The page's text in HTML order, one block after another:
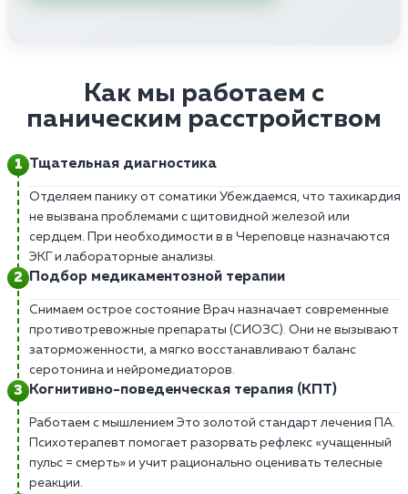
Как мы работаем с
паническим расстройством
Тщательная диагностика
Отделяем панику от соматики Убеждаемся, что тахикардия
не вызвана проблемами с щитовидной железой или
сердцем. При необходимости в в Череповце назначаются
ЭКГ и лабораторные анализы.
Подбор медикаментозной терапии
Снимаем острое состояние Врач назначает современные
противотревожные препараты (СИОЗС). Они не вызывают
заторможенности, а мягко восстанавливают баланс
серотонина и нейромедиаторов.
Когнитивно-поведенческая терапия (КПТ)
Работаем с мышлением Это золотой стандарт лечения ПА.
Психотерапевт помогает разорвать рефлекс «учащенный
пульс = смерть» и учит рационально оценивать телесные
реакции.